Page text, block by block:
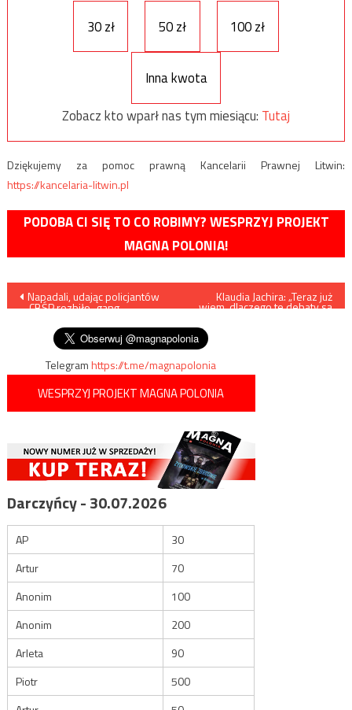
30 zł
50 zł 100 zł
Inna kwota
Zobacz kto wparł nas tym miesiącu: Tutaj
Dziękujemy za pomoc prawną Kancelarii Prawnej Litwin:
https://kancelaria-litwin.pl
PODOBA CI SIĘ TO CO ROBIMY? WESPRZYJ PROJEKT
MAGNA POLONIA!
Nawigacja
wpisu
Napadali, udając policjantów
– CBŚP rozbiło „gang
Klaudia Jachira: „Teraz już
wiem, dlaczego te debaty są
Telegramhttps://t.me/magnapolonia
WESPRZYJ PROJEKT MAGNA POLONIA
Darczyńcy - 30.07.2026
AP
30
Artur
70
Anonim
100
Anonim
200
Arleta
90
Piotr
500